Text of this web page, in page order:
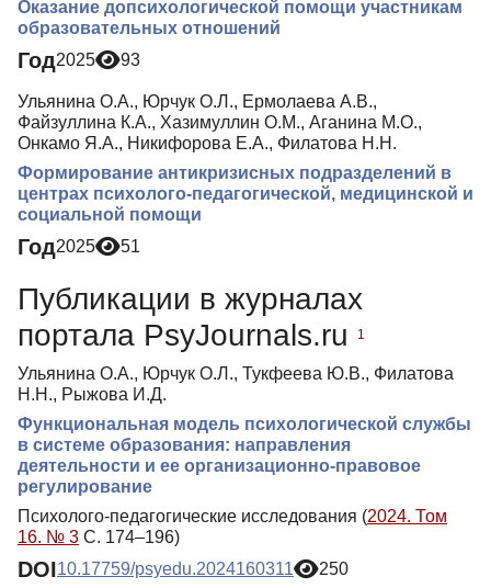
Оказание допсихологической помощи участникам
образовательных отношений
Год2025 93
Ульянина О.А., Юрчук О.Л., Ермолаева А.В.,
Файзуллина К.А., Хазимуллин О.М., Аганина М.О.,
Онкамо Я.А., Никифорова Е.А., Филатова Н.Н.
Формирование антикризисных подразделений в
центрах психолого-педагогической, медицинской и
социальной помощи
Год2025 51
Публикации в журналах
портала PsyJournals.ru
1
Ульянина О.А., Юрчук О.Л., Тукфеева Ю.В., Филатова
Н.Н., Рыжова И.Д.
Функциональная модель психологической службы
в системе образования: направления
деятельности и ее организационно-правовое
регулирование
Психолого-педагогические исследования (2024. Том
16. № 3 С. 174–196)
DOI10.17759/psyedu.2024160311 250